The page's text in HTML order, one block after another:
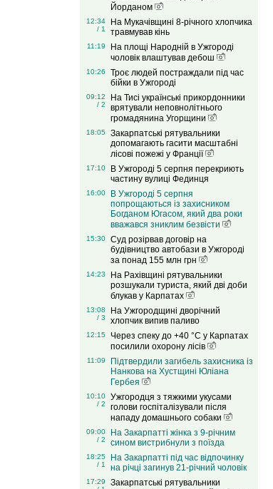
Йорданом
12:34
/ 1
На Мукачівщині 8-річного хлопчика
травмував кінь
11:19
На площі Народній в Ужгороді
чоловік влаштував дебош
10:26
Троє людей постраждали під час
бійки в Ужгороді
09:12
/ 2
На Тисі українські прикордонники
врятували неповнолітнього
громадянина Угорщини
18:05
Закарпатські рятувальники
допомагають гасити масштабні
лісові пожежі у Франції
17:10
В Ужгороді 5 серпня перекриють
частину вулиці Фединця
16:00
В Ужгороді 5 серпня
попрощаються із захисником
Богданом Югасом, який два роки
вважався зниклим безвісти
15:30
Суд розірвав договір на
будівництво автобази в Ужгороді
за понад 155 млн грн
14:23
На Рахівщині рятувальники
розшукали туриста, який дві доби
блукав у Карпатах
13:08
/ 3
На Ужгородщині дворічний
хлопчик випив паливо
12:15
Через спеку до +40 °C у Карпатах
посилили охорону лісів
11:09
Підтвердили загибель захисника із
Нанкова на Хустщині Юліана
Гербея
10:10
/ 2
Ужгородця з тяжкими укусами
голови госпіталізували після
нападу домашнього собаки
09:00
/ 2
На Закарпатті жінка з 9-річним
сином вистрибнули з поїзда
18:25
/ 1
На Закарпатті під час відпочинку
на річці загинув 21-річний чоловік
17:29
Закарпатські рятувальники